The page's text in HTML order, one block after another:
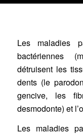
Les maladies
bactériennes
détruisent les
dents (le
gencive, les
desmodonte) et
Les maladies